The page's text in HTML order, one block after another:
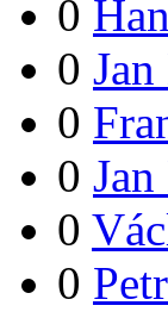
0
0
0
0
0
0